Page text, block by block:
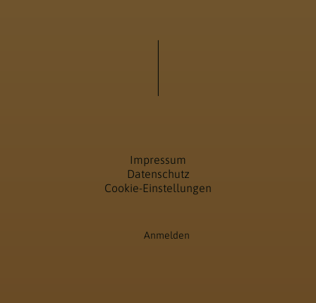
Impressum
Datenschutz
Cookie-Einstellungen
Anmelden